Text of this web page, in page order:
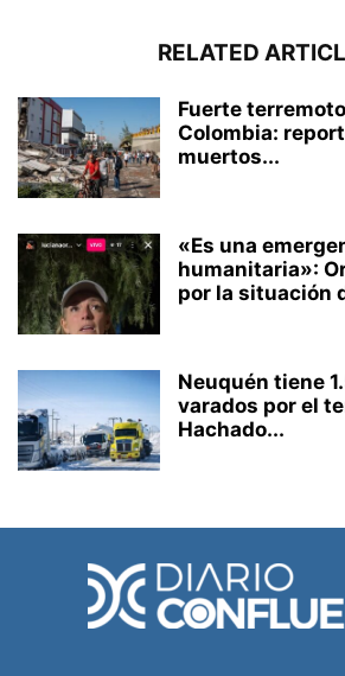
RELATED
Fuerte
Colombia:
muertos...
«Es una
humanitaria»:
por la situación
Neuquén tiene
varados por el
Hachado...